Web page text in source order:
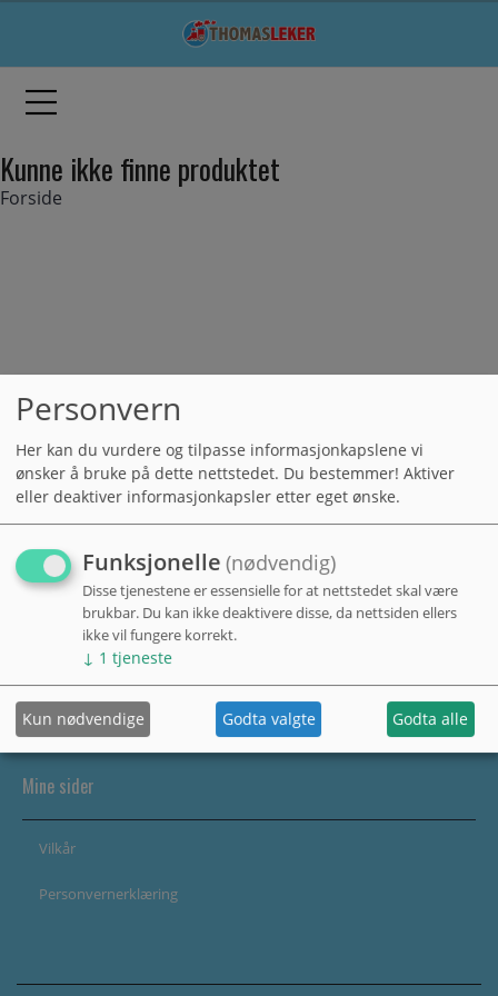
Kunne ikke finne produktet
Forside
Mine sider
Vilkår
Personvernerklæring
Personvern
Her kan du vurdere og tilpasse informasjonkapslene vi
ønsker å bruke på dette nettstedet. Du bestemmer! Aktiver
eller deaktiver informasjonkapsler etter eget ønske.
Funksjonelle (nødvendig)
Disse tjenestene er essensielle for at nettstedet skal være
brukbar. Du kan ikke deaktivere disse, da nettsiden ellers
ikke vil fungere korrekt.
↓ 1 tjeneste
Kun nødvendige Godta valgte Godta alle